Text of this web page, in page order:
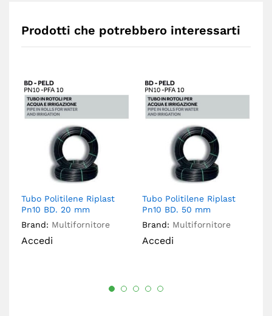
Prodotti che potrebbero interessarti
Tubo Politilene Riplast
Pn10 BD. 20 mm
Brand: Multifornitore
Accedi
Tubo Politilene Riplast
Pn10 BD. 50 mm
Brand: Multifornitore
Accedi